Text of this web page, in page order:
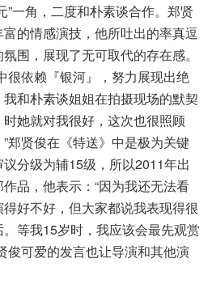
”一角，二度和朴素谈合作。郑贤
的情感演技，他所吐出的率真逗
围，展现了无可取代的存在感。
很依赖『银河』，努力展现出绝
和朴素谈姐姐在拍摄现场的默契
她就对我很好，这次也很照顾
郑贤俊在《特送》中是极为关键
分级为辅15级，所以2011年出
品，他表示：“因为我还无法看
好不好，但大家都说我表现得很
等我15岁时，我应该会最先观赏
俊可爱的发言也让导演和其他演